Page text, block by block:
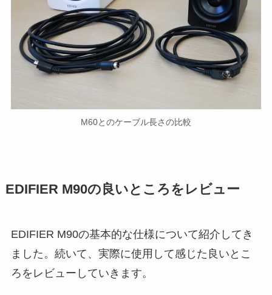
M60とのケーブル長さの比較
EDIFIER M90の良いところをレビュー
EDIFIER M90の基本的な仕様について紹介してき
ました。続いて、実際に使用して感じた良いとこ
ろをレビューしていきます。